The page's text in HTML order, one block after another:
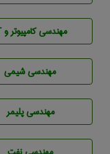
مهندسی كامپيوتر و IT
مهندسي شيمی
مهندسی پليمر